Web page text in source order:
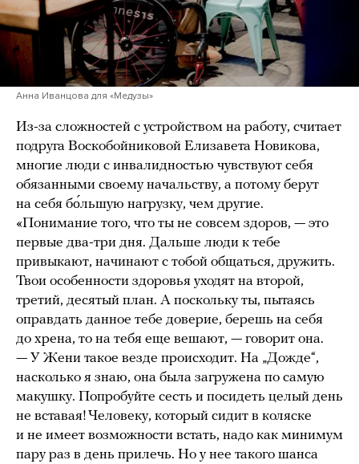
Анна Иванцова для «Медузы»
Из-за сложностей с устройством на работу, считает
подруга Воскобойниковой Елизавета Новикова,
многие люди с инвалидностью чувствуют себя
обязанными своему начальству, а потому берут
на себя бо́льшую нагрузку, чем другие.
«Понимание того, что ты не совсем здоров, — это
первые два-три дня. Дальше люди к тебе
привыкают, начинают с тобой общаться, дружить.
Твои особенности здоровья уходят на второй,
третий, десятый план. А поскольку ты, пытаясь
оправдать данное тебе доверие, берешь на себя
до хрена, то на тебя еще вешают, — говорит она.
— У Жени такое везде происходит. На „Дожде“,
насколько я знаю, она была загружена по самую
макушку. Попробуйте сесть и посидеть целый день
не вставая! Человеку, который сидит в коляске
и не имеет возможности встать, надо как минимум
пару раз в день прилечь. Но у нее такого шанса